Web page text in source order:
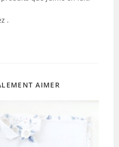
.
AIMER